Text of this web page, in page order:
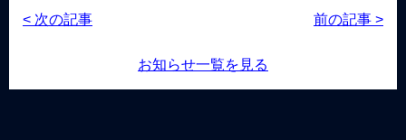
< 次の記事 前の記事 >
お知らせ一覧を見る